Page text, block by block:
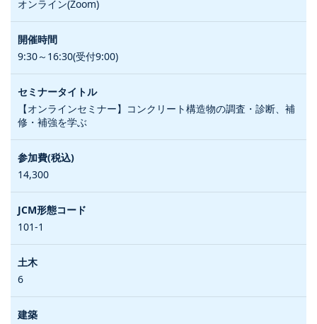
オンライン(Zoom)
9:30～16:30(受付9:00)
【オンラインセミナー】コンクリート構造物の調査・診断、補
修・補強を学ぶ
14,300
101-1
6